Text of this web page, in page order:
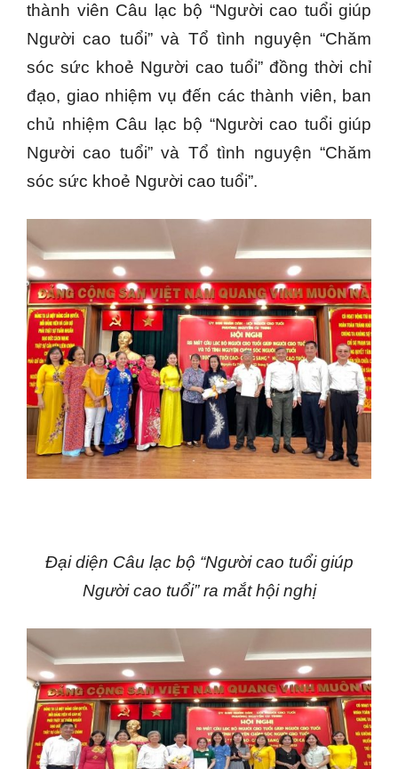
thành viên Câu lạc bộ “Người cao tuổi giúp
Người cao tuổi” và Tổ tình nguyện “Chăm
sóc sức khoẻ Người cao tuổi” đồng thời chỉ
đạo, giao nhiệm vụ đến các thành viên, ban
chủ nhiệm Câu lạc bộ “Người cao tuổi giúp
Người cao tuổi” và Tổ tình nguyện “Chăm
sóc sức khoẻ Người cao tuổi”.
Đại diện Câu lạc bộ “Người cao tuổi giúp
Người cao tuổi”ra mắt hội nghị